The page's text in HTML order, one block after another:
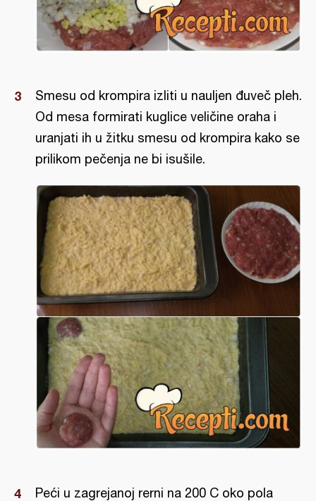
Smesu od krompira izliti u nauljen đuveč pleh.
Od mesa formirati kuglice veličine oraha i
uranjati ih u žitku smesu od krompira kako se
prilikom pečenja ne bi isušile.
Peći u zagrejanoj rerni na 200 C oko pola